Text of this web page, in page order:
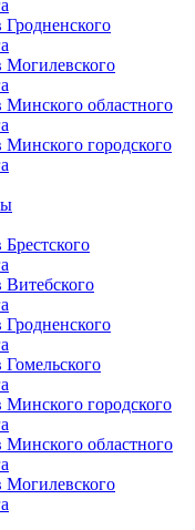
областного
городского
городского
областного